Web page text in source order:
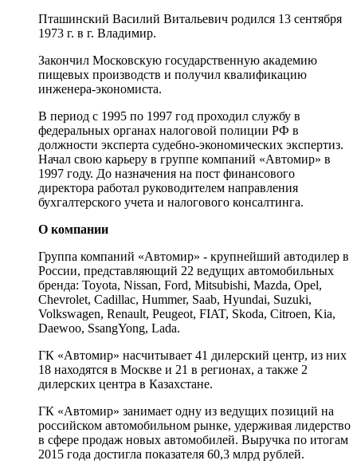
Пташинский Василий Витальевич родился 13 сентября
1973 г. в г. Владимир.
Закончил Московскую государственную академию
пищевых производств и получил квалификацию
инженера-экономиста.
В период с 1995 по 1997 год проходил службу в
федеральных органах налоговой полиции РФ в
должности эксперта судебно-экономических экспертиз.
Начал свою карьеру в группе компаний «Автомир» в
1997 году. До назначения на пост финансового
директора работал руководителем направления
бухгалтерского учета и налогового консалтинга.
О компании
Группа компаний «Автомир» - крупнейший автодилер в
России, представляющий 22 ведущих автомобильных
бренда: Toyota, Nissan, Ford, Mitsubishi, Mazda, Opel,
Chevrolet, Cadillac, Hummer, Saab, Hyundai, Suzuki,
Volkswagen, Renault, Peugeot, FIAT, Skoda, Citroen, Kia,
Daewoo, SsangYong, Lada.
ГК «Автомир» насчитывает 41 дилерский центр, из них
18 находятся в Москве и 21 в регионах, а также 2
дилерских центра в Казахстане.
ГК «Автомир» занимает одну из ведущих позиций на
российском автомобильном рынке, удерживая лидерство
в сфере продаж новых автомобилей. Выручка по итогам
2015 года достигла показателя 60,3 млрд рублей.